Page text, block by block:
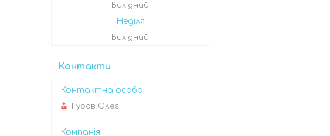
Вихідний
Неділя
Вихідний
Контакти
Гуров Олег